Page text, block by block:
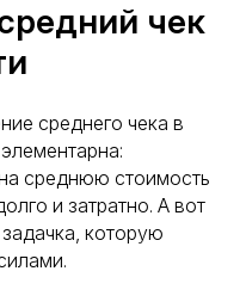
чек
среднего чека в
среднюю стоимость
и затратно. А вот
которую